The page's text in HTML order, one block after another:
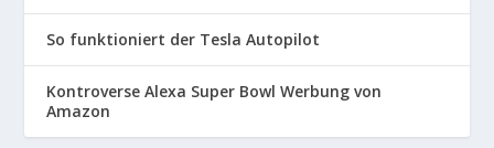
So funktioniert der Tesla Autopilot
Kontroverse Alexa Super Bowl Werbung von
Amazon